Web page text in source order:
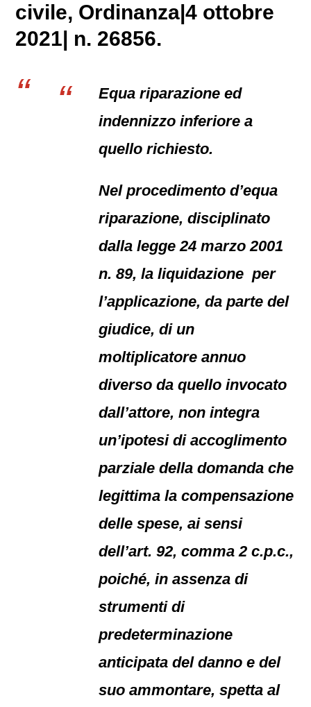
civile, Ordinanza|4 ottobre
2021| n. 26856.
Equa riparazione ed
indennizzo inferiore a
quello richiesto.
Nel procedimento d’equa
riparazione, disciplinato
dalla legge 24 marzo 2001
n. 89, la liquidazione per
l’applicazione, da parte del
giudice, di un
moltiplicatore annuo
diverso da quello invocato
dall’attore, non integra
un’ipotesi di accoglimento
parziale della domanda che
legittima la compensazione
delle spese, ai sensi
dell’art. 92, comma 2 c.p.c.,
poiché, in assenza di
strumenti di
predeterminazione
anticipata del danno e del
suo ammontare, spetta al